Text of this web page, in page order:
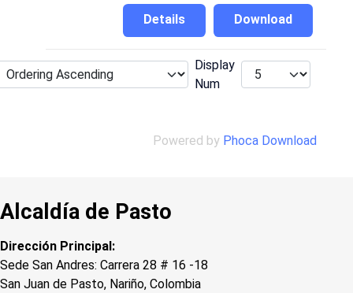
Download
Details
Display
Num
Powered by Phoca Download
Alcaldía de Pasto
Dirección Principal:
Sede San Andres: Carrera 28 # 16 -18
San Juan de Pasto, Nariño, Colombia